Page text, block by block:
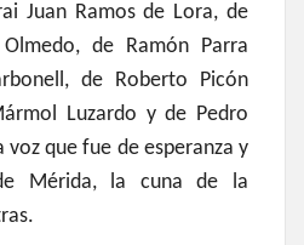
Juan Ramos de Lora, de
de Ramón Parra
de Roberto Picón
Luzardo y de Pedro
voz que fue de esperanza y
Mérida, la cuna de la